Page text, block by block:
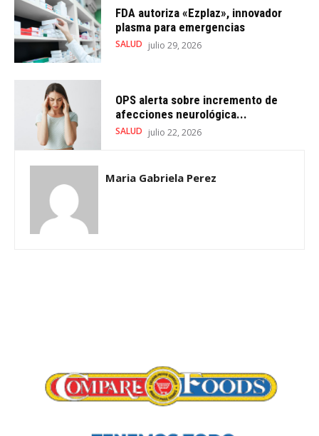
FDA autoriza «Ezplaz», innovador
plasma para emergencias
SALUD julio 29, 2026
OPS alerta sobre incremento de
afecciones neurológica...
SALUD julio 22, 2026
Maria Gabriela Perez